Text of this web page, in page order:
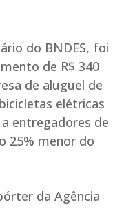
do BNDES, foi
de R$ 340
de aluguel de
elétricas
entregadores de
25% menor do
da Agência